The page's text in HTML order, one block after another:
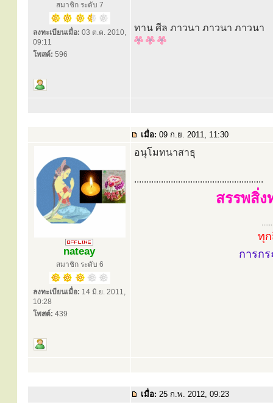
สมาชิก ระดับ 7
ลงทะเบียนเมื่อ: 03 ต.ค. 2010,
09:11
โพสต์: 596
ทาน ศีล ภาวนา ภาวนา ภาวนา
เมื่อ: 09 ก.ย. 2011, 11:30
nateay
สมาชิก ระดับ 6
ลงทะเบียนเมื่อ: 14 มิ.ย. 2011,
10:28
โพสต์: 439
อนุโมทนาสาธุ
.....................................................
สรรพสิ่
ทุ
การก
เมื่อ: 25 ก.พ. 2012, 09:23